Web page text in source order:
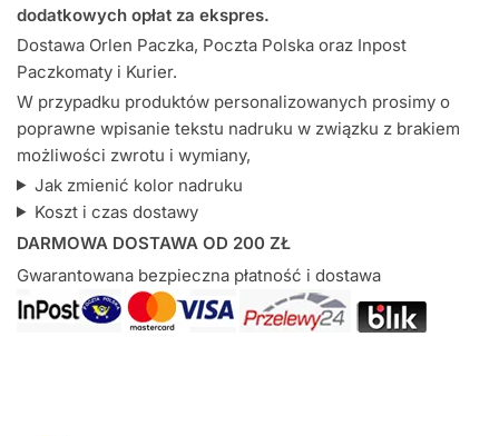
dodatkowych opłat za ekspres.
Dostawa Orlen Paczka, Poczta Polska oraz Inpost
Paczkomaty i Kurier.
W przypadku produktów personalizowanych prosimy o
poprawne wpisanie tekstu nadruku w związku z brakiem
możliwości zwrotu i wymiany,
Jak zmienić kolor nadruku
Koszt i czas dostawy
DARMOWA DOSTAWA OD 200 ZŁ
Gwarantowana bezpieczna płatność i dostawa